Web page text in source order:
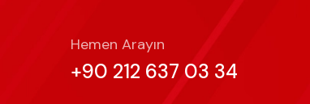
Hemen Arayın
+90 212 637 03 34